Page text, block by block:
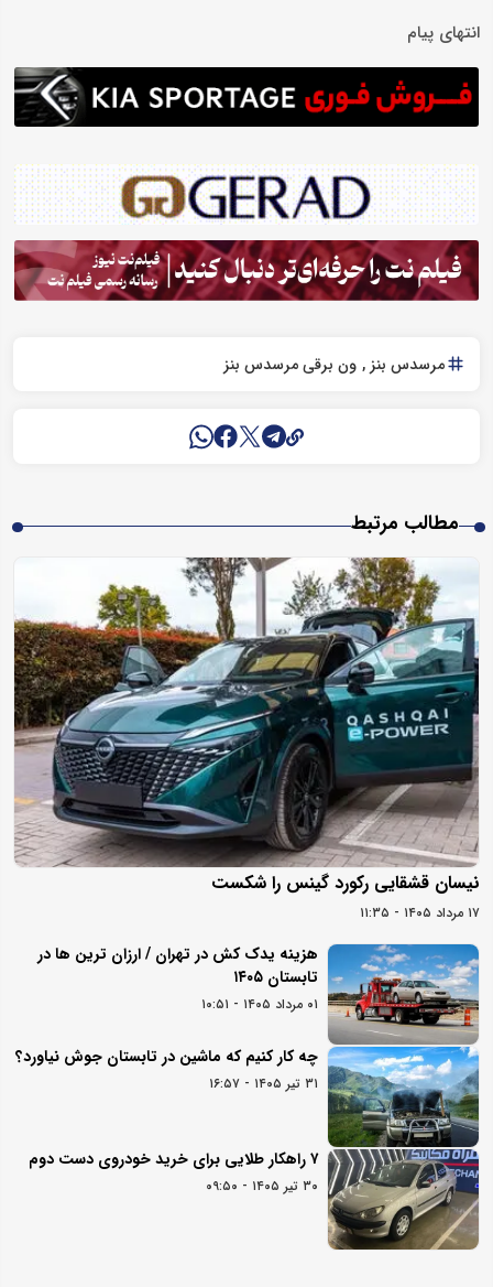
انتهای پیام
مرسدس بنز ون برقی مرسدس بنز
مطالب مرتبط
نیسان قشقایی رکورد گینس را شکست
۱۷ مرداد ۱۴۰۵ - ۱۱:۳۵
هزینه یدک کش در تهران / ارزان ترین ها در
تابستان ۱۴۰۵
۰۱ مرداد ۱۴۰۵ - ۱۰:۵۱
چه کار کنیم که ماشین در تابستان جوش نیاورد؟
۳۱ تیر ۱۴۰۵ - ۱۶:۵۷
۷ راهکار طلایی برای خرید خودروی دست دوم
۳۰ تیر ۱۴۰۵ - ۰۹:۵۰